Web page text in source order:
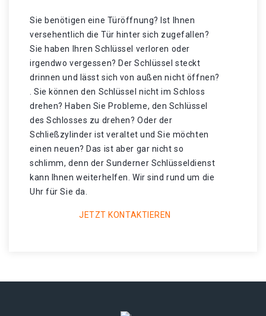
Sie benötigen eine Türöffnung? Ist Ihnen
versehentlich die Tür hinter sich zugefallen?
Sie haben Ihren Schlüssel verloren oder
irgendwo vergessen? Der Schlüssel steckt
drinnen und lässt sich von außen nicht öffnen?
. Sie können den Schlüssel nicht im Schloss
drehen? Haben Sie Probleme, den Schlüssel
des Schlosses zu drehen? Oder der
Schließzylinder ist veraltet und Sie möchten
einen neuen? Das ist aber gar nicht so
schlimm, denn der Sunderner Schlüsseldienst
kann Ihnen weiterhelfen. Wir sind rund um die
Uhr für Sie da.
JETZT KONTAKTIEREN